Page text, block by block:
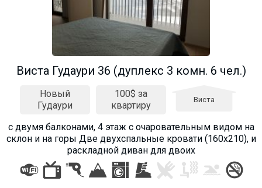
Виста Гудаури 36 (дуплекс 3 комн. 6 чел.)
Новый
Гудаури
100$ за
квартиру
Виста
с двумя балконами, 4 этаж с очаровательным видом на
склон и на горы Две двухспальные кровати (160х210), и
раскладной диван для двоих